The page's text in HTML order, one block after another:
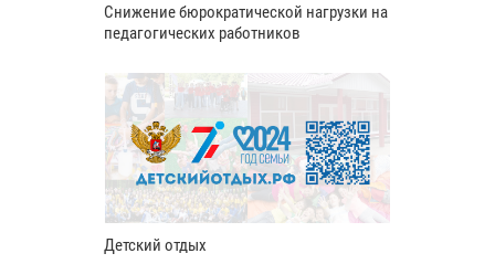
Снижение бюрократической нагрузки на
педагогических работников
Детский отдых